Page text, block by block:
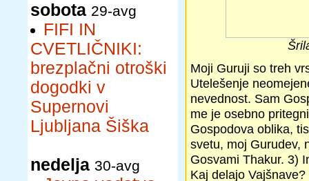
sobota 29-avg
FIFI IN
CVETLIČNIKI:
brezplačni otroški
dogodki v
Supernovi
Ljubljana Šiška
nedelja 30-avg
Moji Guruji so treh
Utelešenje
nevednost. Sam
me je osebno
Gospodova oblika,
svetu, moj Gurudev,
Gosvami Thakur. 3)
Kaj delajo